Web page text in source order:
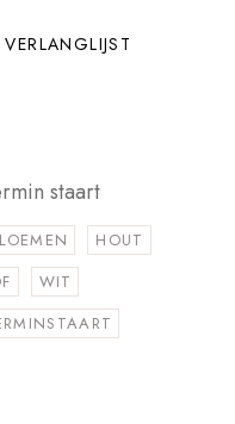
staart
HOUT
WIT